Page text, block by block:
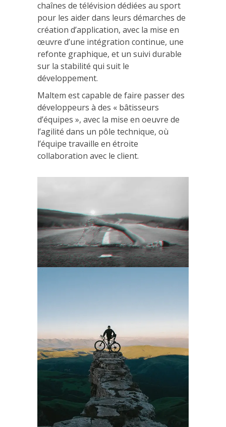
chaînes de télévision dédiées au sport
pour les aider dans leurs démarches de
création d’application, avec la mise en
œuvre d’une intégration continue, une
refonte graphique, et un suivi durable
sur la stabilité qui suit le
développement.
Maltem est capable de faire passer des
développeurs à des « bâtisseurs
d’équipes », avec la mise en oeuvre de
l’agilité dans un pôle technique, où
l’équipe travaille en étroite
collaboration avec le client.